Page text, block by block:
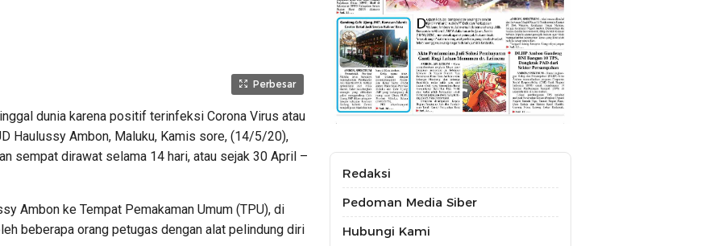
Perbesar
dunia karena positif terinfeksi Corona Virus atau
Haulussy Ambon, Maluku, Kamis sore, (14/5/20),
sempat dirawat selama 14 hari, atau sejak 30 April –
Ambon ke Tempat Pemakaman Umum (TPU), di
beberapa orang petugas dengan alat pelindung diri
Redaksi
Pedoman Media Siber
Hubungi Kami